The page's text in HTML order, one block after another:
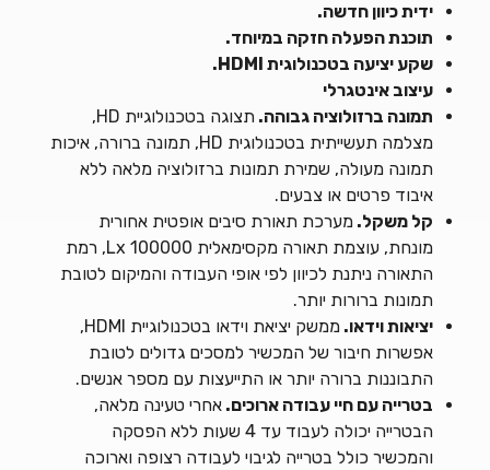
ידית כיוון חדשה.
תוכנת הפעלה חזקה במיוחד.
שקע יציעה בטכנולוגית HDMI
.
עיצוב אינטגרלי
תמונה ברזולוציה גבוהה.
תצוגה בטכנולוגיית HD,
מצלמה תעשייתית בטכנולוגית HD, תמונה ברורה, איכות
תמונה מעולה, שמירת תמונות ברזולוציה מלאה ללא
איבוד פרטים או צבעים.
קל משקל. מערכת תאורת סיבים אופטית אחורית
מונחת, עוצמת תאורה מקסימאלית 100000 Lx, רמת
התאורה ניתנת לכיוון לפי אופי העבודה והמיקום לטובת
תמונות ברורות יותר.
יציאות וידאו.
ממשק יציאת וידאו בטכנולוגיית HDMI,
אפשרות חיבור של המכשיר למסכים גדולים לטובת
התבוננות ברורה יותר או התייעצות עם מספר אנשים.
בטרייה עם חיי עבודה ארוכים. אחרי טעינה מלאה,
הבטרייה יכולה לעבוד עד 4 שעות ללא הפסקה
והמכשיר כולל בטרייה לגיבוי לעבודה רצופה וארוכה